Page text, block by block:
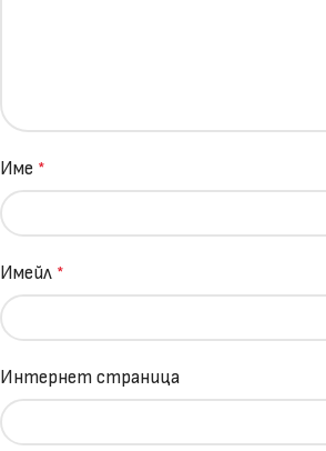
Име *
Имейл *
Интернет страница